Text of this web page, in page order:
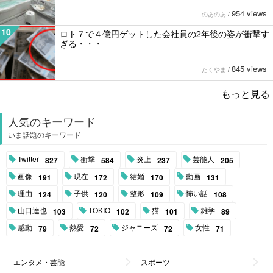
のあのあ / 954 views
10
ロト７で４億円ゲットした会社員の2年後の姿が衝撃す
ぎる・・・
たくやま / 845 views
もっと見る
人気のキーワード
いま話題のキーワード
Twitter 827 衝撃 584 炎上 237 芸能人 205
画像 191 現在 172 結婚 170 動画 131
理由 124 子供 120 整形 109 怖い話 108
山口達也 103 TOKIO 102 猫 101 雑学 89
感動 79 熱愛 72 ジャニーズ 72 女性 71
エンタメ・芸能 スポーツ